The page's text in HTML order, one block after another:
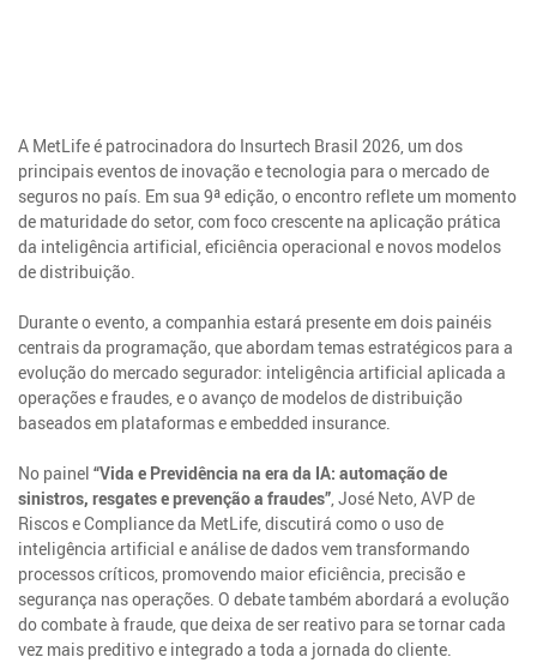
A MetLife é patrocinadora do Insurtech Brasil 2026, um dos
principais eventos de inovação e tecnologia para o mercado de
seguros no país. Em sua 9ª edição, o encontro reflete um momento
de maturidade do setor, com foco crescente na aplicação prática
da inteligência artificial, eficiência operacional e novos modelos
de distribuição.
Durante o evento, a companhia estará presente em dois painéis
centrais da programação, que abordam temas estratégicos para a
evolução do mercado segurador: inteligência artificial aplicada a
operações e fraudes, e o avanço de modelos de distribuição
baseados em plataformas e embedded insurance.
No painel“Vida e Previdência na era da IA: automação de
sinistros, resgates e prevenção a fraudes”, José Neto, AVP de
Riscos e Compliance da MetLife, discutirá como o uso de
inteligência artificial e análise de dados vem transformando
processos críticos, promovendo maior eficiência, precisão e
segurança nas operações. O debate também abordará a evolução
do combate à fraude, que deixa de ser reativo para se tornar cada
vez mais preditivo e integrado a toda a jornada do cliente.